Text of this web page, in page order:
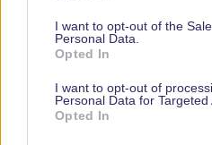
I want to opt-out of the
Personal Data.
Opted In
I want to opt-out of
Personal Data for Targeted
Opted In